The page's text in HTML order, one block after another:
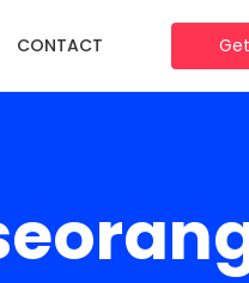
CONTACT